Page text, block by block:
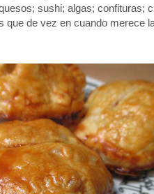
sushi; algas; confituras;
que de vez en cuando merece